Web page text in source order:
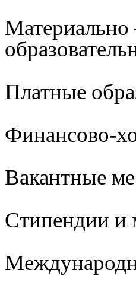
Материально
Платные
Финансово-
Вакантные
Стипендии и